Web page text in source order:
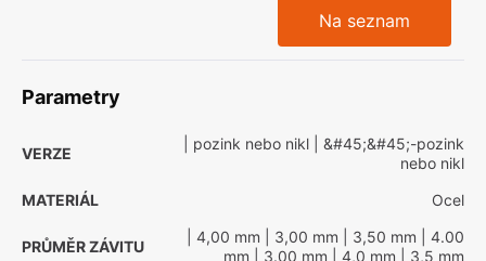
Na seznam
Parametry
VERZE
| pozink nebo nikl | &#45;&#45;-pozink
nebo nikl
MATERIÁL
Ocel
PRŮMĚR ZÁVITU
| 4,00 mm | 3,00 mm | 3,50 mm | 4.00
mm | 3.00 mm | 4,0 mm | 3,5 mm